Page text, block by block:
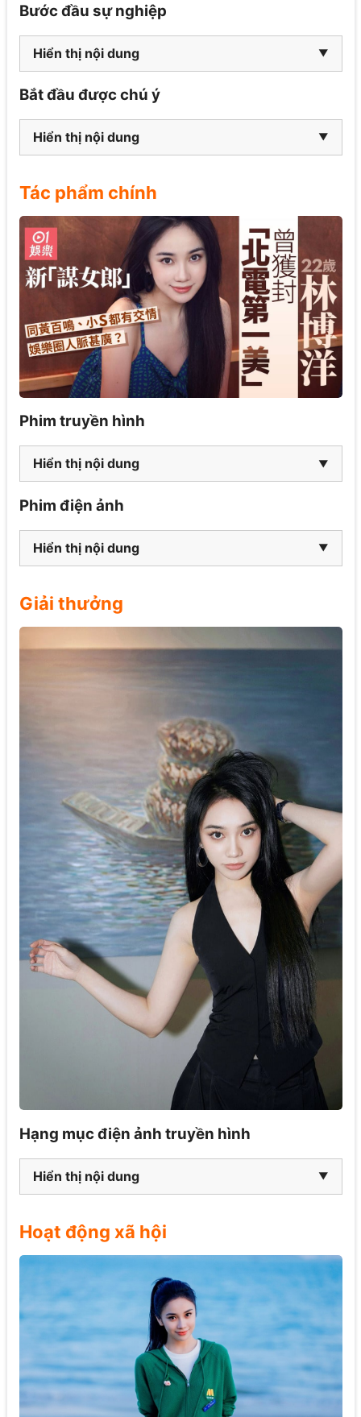
Bước đầu sự nghiệp
Hiển thị nội dung
Bắt đầu được chú ý
Hiển thị nội dung
Tác phẩm chính
Phim truyền hình
Hiển thị nội dung
Phim điện ảnh
Hiển thị nội dung
Giải thưởng
Hạng mục điện ảnh truyền hình
Hiển thị nội dung
Hoạt động xã hội